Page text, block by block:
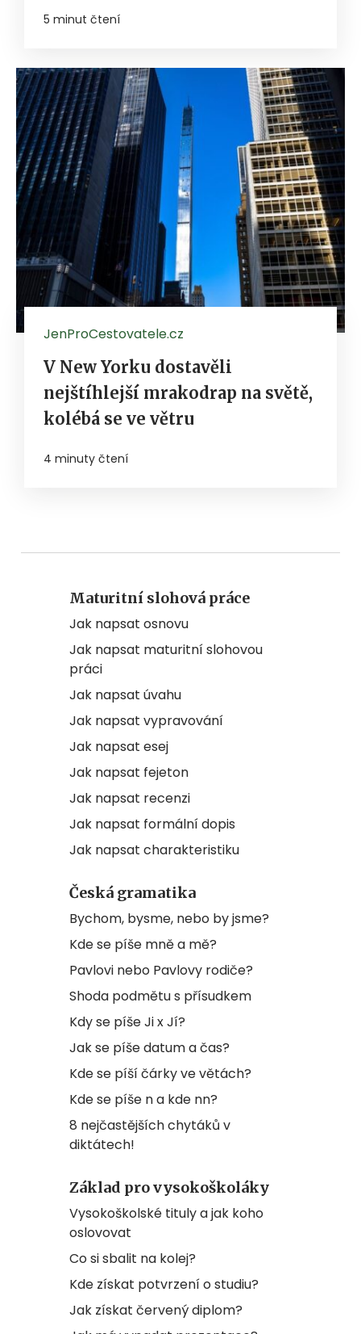
5 minut čtení
JenProCestovatele.cz
V New Yorku dostavěli
nejštíhlejší mrakodrap na světě,
kolébá se ve větru
4 minuty čtení
Maturitní slohová práce
Jak napsat osnovu
Jak napsat maturitní slohovou
práci
Jak napsat úvahu
Jak napsat vypravování
Jak napsat esej
Jak napsat fejeton
Jak napsat recenzi
Jak napsat formální dopis
Jak napsat charakteristiku
Česká gramatika
Bychom, bysme, nebo by jsme?
Kde se píše mně a mě?
Pavlovi nebo Pavlovy rodiče?
Shoda podmětu s přísudkem
Kdy se píše Ji x Jí?
Jak se píše datum a čas?
Kde se píší čárky ve větách?
Kde se píše n a kde nn?
8 nejčastějších chytáků v
diktátech!
Základ pro vysokoškoláky
Vysokoškolské tituly a jak koho
oslovovat
Co si sbalit na kolej?
Kde získat potvrzení o studiu?
Jak získat červený diplom?